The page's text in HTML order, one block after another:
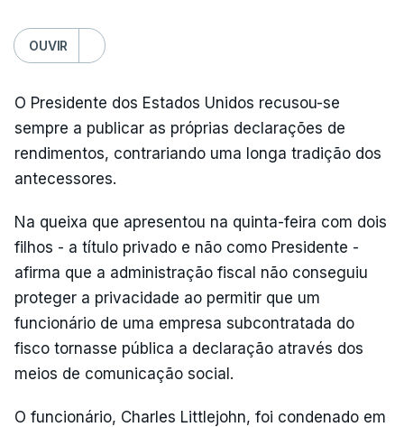
OUVIR
O Presidente dos Estados Unidos recusou-se
sempre a publicar as próprias declarações de
rendimentos, contrariando uma longa tradição dos
antecessores.
Na queixa que apresentou na quinta-feira com dois
filhos - a título privado e não como Presidente -
afirma que a administração fiscal não conseguiu
proteger a privacidade ao permitir que um
funcionário de uma empresa subcontratada do
fisco tornasse pública a declaração através dos
meios de comunicação social.
O funcionário, Charles Littlejohn, foi condenado em